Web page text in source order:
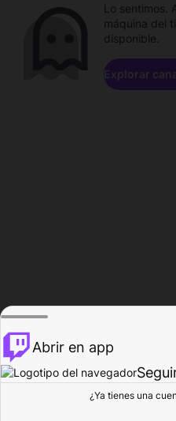
Explorar
Lo sentimos.
máquina del
disponible.
Explorar
Abrir en app
¿Ya tienes una